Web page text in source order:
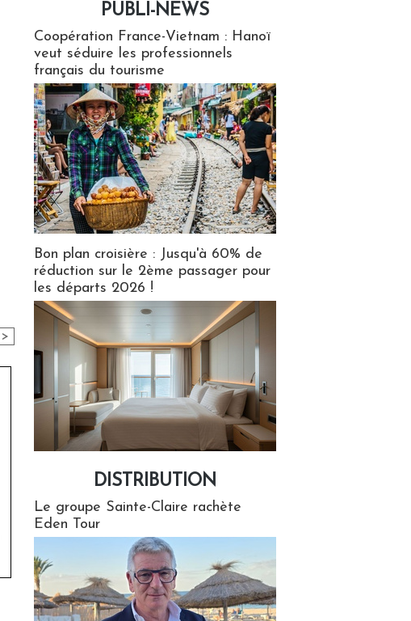
>
PUBLI-NEWS
Coopération France-Vietnam : Hanoï
veut séduire les professionnels
français du tourisme
Bon plan croisière : Jusqu'à 60% de
réduction sur le 2ème passager pour
les départs 2026 !
DISTRIBUTION
Le groupe Sainte-Claire rachète
Eden Tour